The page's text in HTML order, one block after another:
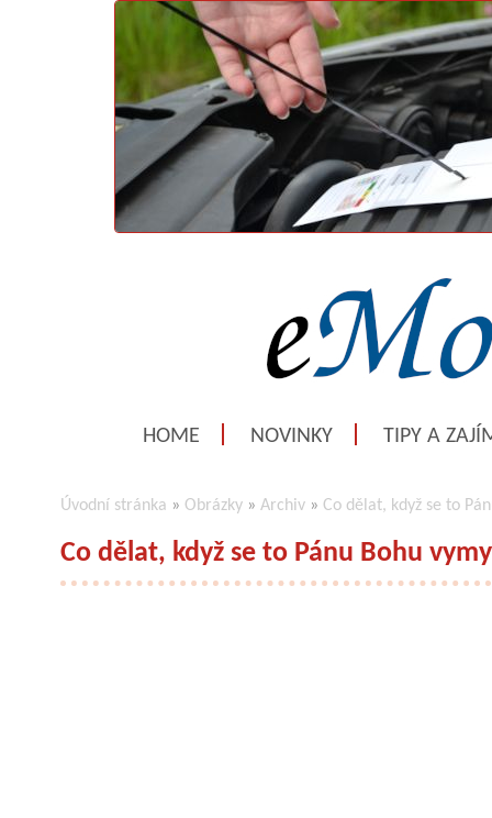
HOME NOVINKY TIPY A
Úvodní stránka » Obrázky » Archiv » Co dělat, když se to
Co dělat, když se to Pánu Bohu